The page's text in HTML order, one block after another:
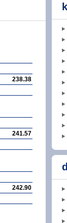
238.38
241.57
242.90